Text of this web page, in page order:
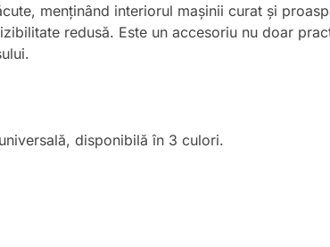
menținând interiorul mașinii curat și
redusă. Este un accesoriu nu doar
disponibilă în 3 culori.